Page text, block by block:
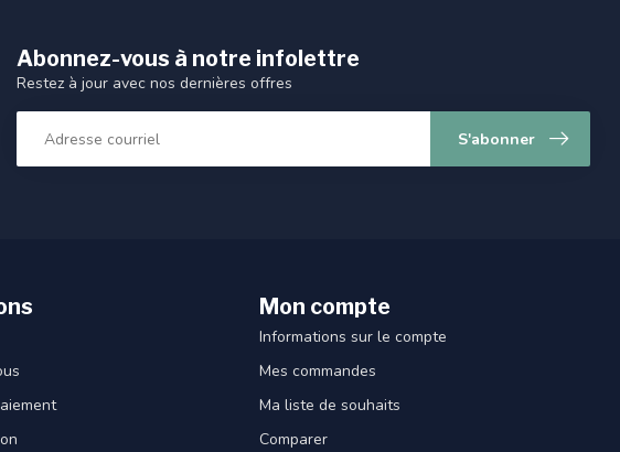
Abonnez-vous à notre infolettre
Restez à jour avec nos dernières offres
S'abonner
Mon compte
Informations sur le compte
Mes commandes
Ma liste de souhaits
Comparer